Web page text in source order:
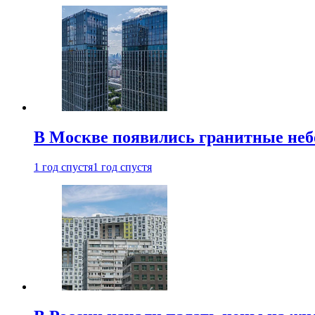
В Москве появились гранитные
1 год спустя1 год спустя